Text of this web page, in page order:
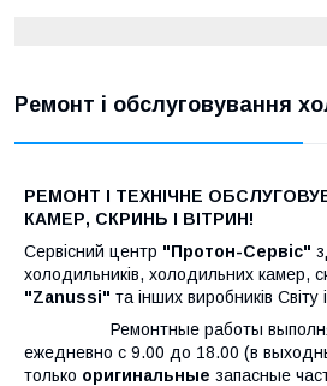
Ремонт і обслуговування
РЕМОНТ І ТЕХНІЧНЕ
КАМЕР, СКРИНЬ І ВІТРИН!
Сервісний центр "Протон-Сервіс"
холодильників, холодильних камер,
"Zanussi" та інших виробників Світу
Ремонтные работы
ежедневно с 9.00 до 18.00 (в
только оригинальные запасные